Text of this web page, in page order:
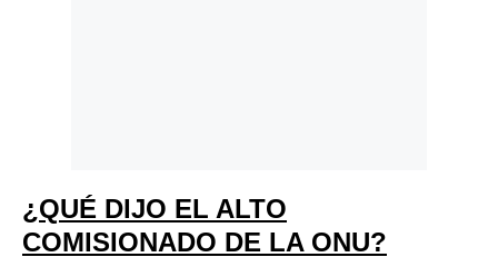
¿QUÉ DIJO EL ALTO
COMISIONADO DE LA ONU?